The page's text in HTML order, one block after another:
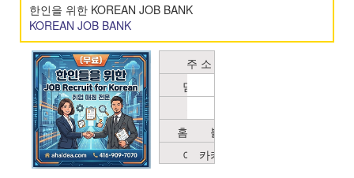
한인을 위한 KOREAN JOB BANK
KOREAN JOB BANK
주 소
담당자
홈페이지블로그
이메일카카오톡ID